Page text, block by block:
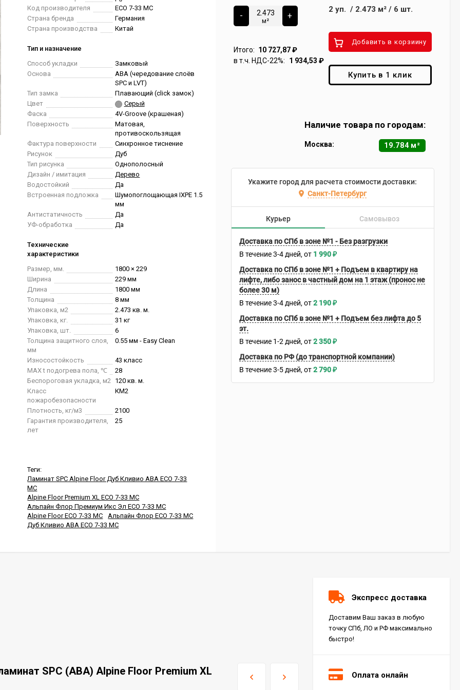
Код производителя
ECO 7-33 MC
Страна бренда
Германия
Страна производства
Китай
Тип и назначение
Способ укладки
Замковый
Основа
ABA (чередование слоёв
SPC и LVT)
Тип замка
Плавающий (click замок)
Цвет
Серый
Фаска
4V-Groove (крашеная)
Поверхность
Матовая,
противоскользящая
Фактура поверхности
Синхронное тиснение
Рисунок
Дуб
Тип рисунка
Однополосный
Дизайн / имитация
Дерево
Водостойкий
Да
Встроенная подложка
Шумопоглощающая IXPE 1.5
мм
Антистатичность
Да
УФ-обработка
Да
Технические
характеристики
Размер, мм.
1800 × 229
Ширина
229 мм
Длина
1800 мм
Толщина
8 мм
Упаковка, м2
2.473 кв. м.
Упаковка, кг.
31 кг
Упаковка, шт.
6
Толщина защитного слоя,
мм
0.55 мм - Easy Clean
Износостойкость
43 класс
MAX t подогрева пола, ℃
28
Беспороговая укладка, м2 120 кв. м.
Класс
пожаробезопасности
КМ2
Плотность, кг/м3
2100
Гарантия производителя,
лет
25
Теги:
Ламинат SPC Alpine Floor Дуб Кливио ABA ECO 7-33
MC
Alpine Floor Premium XL ECO 7-33 MC
Альпайн Флор Премиум Икс Эл ECO 7-33 MC
Alpine Floor ECO 7-33 MC
Альпайн Флор ECO 7-33 MC
Дуб Кливио ABA ECO 7-33 MC
-
м²
+
Итого: 10 727,87₽
в т.ч. НДС-22%:
1 934,53 ₽
2 уп. / 2.473 м²/ 6 шт.
Добавить в корзиину
Купить в 1 клик
Наличие товара по городам:
Москва: 19.784 м²
Укажите город для расчета стоимости доставки:
Санкт-Петербург
Курьер Самовывоз
Доставка по СПб в зоне №1 - Без разгрузки
В течение 3-4 дней 1 990₽
Доставка по СПб в зоне №1 + Подъем в квартиру на
лифте, либо занос в частный дом на 1 этаж (пронос не
более 30 м)
В течение 3-4 дней 2 190₽
Доставка по СПб в зоне №1 + Подъем без лифта до 5
эт.
В течение 1-2 дней 2 350₽
Доставка по РФ (до транспортной компании)
В течение 3-5 дней 2 790₽
SPC (ABA) Alpine Floor Premium XL
Экспресс доставка
Доставим Ваш заказ в любую
точку СПб, ЛО и РФ максимально
быстро!
Оплата онлайн